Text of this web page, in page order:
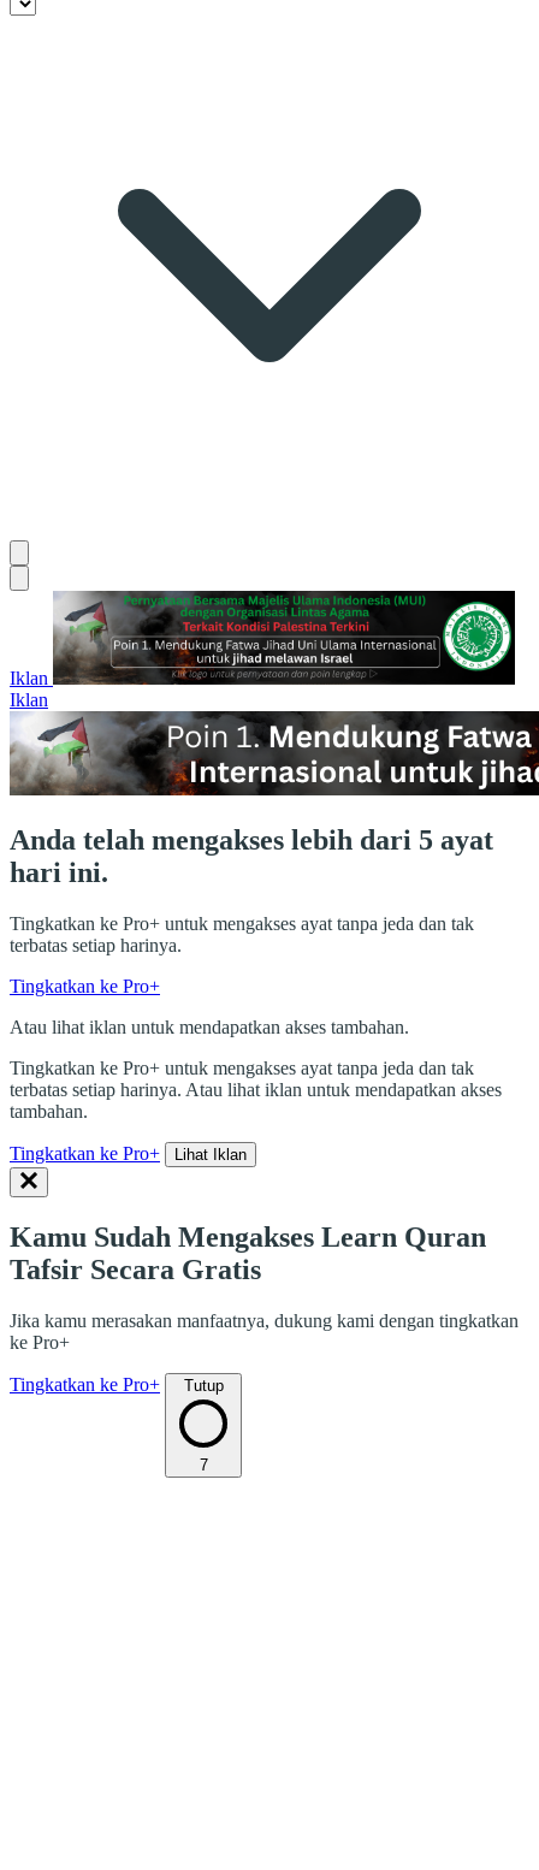
Iklan
Iklan
Anda telah mengakses lebih dari 5 ayat
hari ini.
Tingkatkan ke Pro+ untuk mengakses ayat tanpa jeda dan tak
terbatas setiap harinya.
Tingkatkan ke Pro+
Atau lihat iklan untuk mendapatkan akses tambahan.
Tingkatkan ke Pro+ untuk mengakses ayat tanpa jeda dan tak
terbatas setiap harinya. Atau lihat iklan untuk mendapatkan akses
tambahan.
Tingkatkan ke Pro+ Lihat Iklan
Kamu Sudah Mengakses Learn Quran
Tafsir Secara Gratis
Jika kamu merasakan manfaatnya, dukung kami dengan tingkatkan
ke Pro+
Tingkatkan ke Pro+ Tutup
7